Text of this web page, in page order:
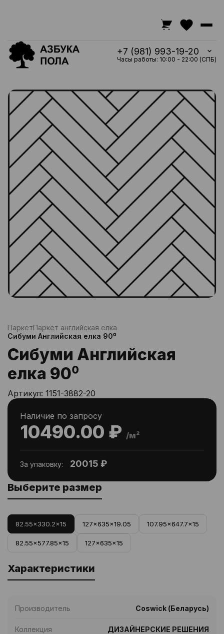
+7 (981) 993-19-20
Часы работы: 10:00 - 22:00 (СПБ)
ПаркетПаркет английская елка
Сибуми Английская елка 90⁰
Сибуми Английская
елка 90⁰
Артикул: 1151-3882-20
10490.00 ₽ /м²
Наличие по запросу
За упаковку: 20015 ₽
Выберите размер
82.55x330.2x15 127x635x19.05 107.95x647.7x15
82.55x577.85x15 127x635x15
Характеристики
Производитель Coswick (Беларусь)
Коллекция ДИЗАЙНЕРСКИЕ РЕШЕНИЯ